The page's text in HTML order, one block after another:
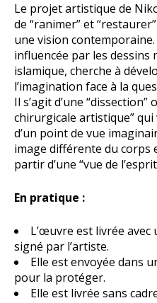
Le projet artistique de
de “ranimer” et
une vision
influencée par les dessins
islamique, cherche à
l’imagination face à la
Il s’agit d’une “dissection”
chirurgicale artistique”
d’un point de vue
image différente du corps
partir d’une “vue de
En pratique :
L’œuvre est livrée avec
signé par l’artiste.
Elle est envoyée dans
pour la protéger.
Elle est livrée sans